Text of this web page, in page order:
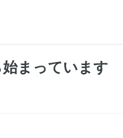
まっています